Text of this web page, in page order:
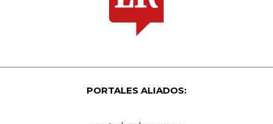
PORTALES ALIADOS: